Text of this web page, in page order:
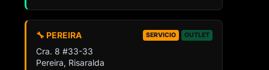
🔧 PEREIRA SERVICIO OUTLET
Cra. 8 #33-33
Pereira, Risaralda